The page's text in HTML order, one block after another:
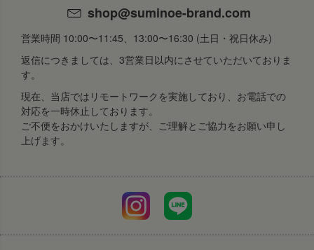
shop@suminoe-brand.com
営業時間 10:00〜11:45、13:00〜16:30 (土日・祝日休み)
返信につきましては、3営業日以内にさせていただいておりま
す。
現在、当店ではリモートワークを実施しており、お電話での
対応を一時休止しております。
ご不便をおかけいたしますが、ご理解とご協力をお願い申し
上げます。